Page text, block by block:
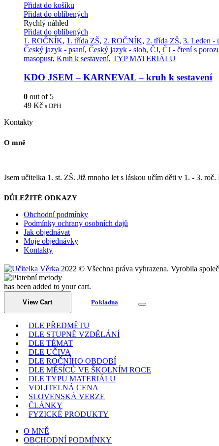
Přidat do košíku
Přidat do oblíbených
Rychlý náhled
Přidat do oblíbených
1. ROČNÍK, 1. třída ZŠ, 2. ROČNÍK, 2. třída ZŠ, 3. Leden -
Český jazyk - psaní, Český jazyk - sloh, ČJ, ČJ - čtení s
masopust, Kruh k sestavení, TYP MATERIÁLU
KDO JSEM – KARNEVAL – kruh k sestavení
0 out of 5
49 Kč s DPH
Kontakty
O mně
Jsem učitelka 1. st. ZŠ. Již mnoho let s láskou učím děti v 1. - 3.
DŮLEŽITÉ ODKAZY
Obchodní podmínky
Podmínky ochrany osobních dajů
Jak objednávat
Moje objednávky
Kontakty
2022 © Všechna práva vyhrazena. Vyrobila
has been added to your cart.
View Cart Pokladna
DLE PŘEDMĚTU
DLE STUPNĚ VZDĚLÁNÍ
DLE TÉMAT
DLE UČIVA
DLE ROČNÍHO OBDOBÍ
DLE MĚSÍCŮ VE ŠKOLNÍM ROCE
DLE TYPU MATERIÁLU
VOLITELNÁ CENA
SLOVENSKÁ VERZE
ČLÁNKY
FYZICKÉ PRODUKTY
O MNĚ
OBCHODNÍ PODMÍNKY